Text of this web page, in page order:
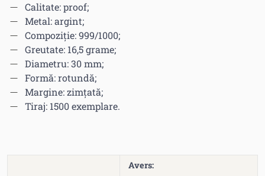
Calitate: proof;
Metal: argint;
Compoziție: 999/1000;
Greutate: 16,5 grame;
Diametru: 30 mm;
Formă: rotundă;
Margine: zimțată;
Tiraj: 1500 exemplare.
Avers: